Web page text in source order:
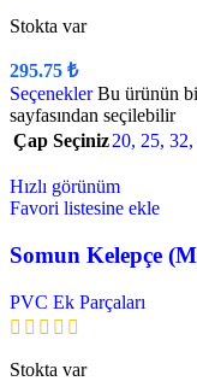
Stokta var
295.75 ₺
Seçenekler Bu ürünün
sayfasından seçilebilir
Çap Seçiniz20, 25, 32,
Hızlı görünüm
Favori listesine ekle
Somun Kelepçe
PVC Ek Parçaları
Stokta var